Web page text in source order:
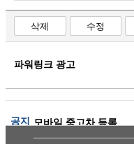
삭제 수정
파워링크 광고
공지 모바일 중고차 등록